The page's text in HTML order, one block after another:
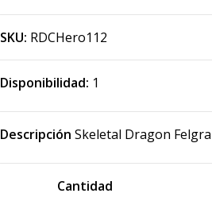
SKU: RDCHero112
Disponibilidad: 1
Descripción Skeletal Dragon
Cantidad